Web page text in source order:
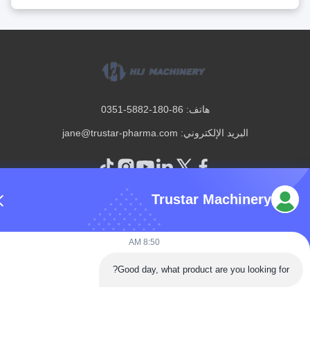
هاتف: 86-180-5882-0351
البريد الإلكتروني: jane@trustar-pharma.com
جولة في المصنع
الأحداث
أخبار
Case
Trustar Machinery
Good day, what product are you looking